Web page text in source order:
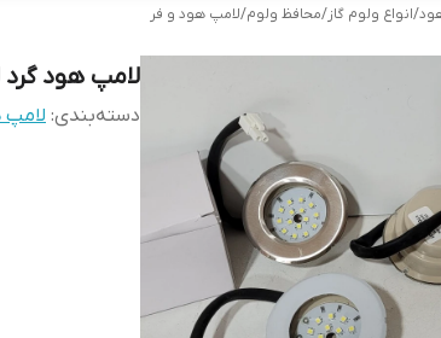
/انواع ولوم گاز/محافظ ولوم/لامپ هود و فر
لامپ هود گرد لامپ
دسته‌بندی: لامپ